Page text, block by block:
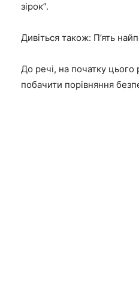
зірок”.
Дивіться також: П’ять
До речі, на початку цього
побачити порівняння